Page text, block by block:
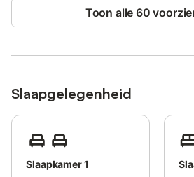
Dit huis combineert comfort, rust en
Toon alle 60
Slaapgelegenheid
Slaapkamer 1